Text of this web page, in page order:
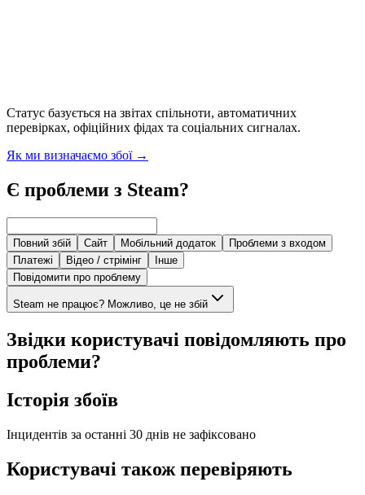
Статус базується на звітах спільноти, автоматичних
перевірках, офіційних фідах та соціальних сигналах.
Як ми визначаємо збої→
Є проблеми з Steam?
Повний збій Сайт Мобільний додаток
Проблеми з входом
Платежі
Відео / стрімінг
Інше
Повідомити про проблему
Steam не працює? Можливо, це не збій
Звідки користувачі повідомляють про
проблеми?
Історія збоїв
Інцидентів за останні 30 днів не зафіксовано
Користувачі також перевіряють